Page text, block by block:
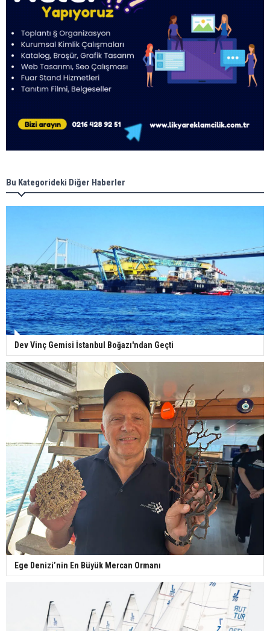
Bu Kategorideki Diğer Haberler
Dev Vinç Gemisi İstanbul Boğazı'ndan Geçti
Ege Denizi’nin En Büyük Mercan Ormanı